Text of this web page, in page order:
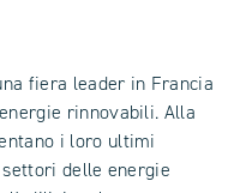
fiera leader in Francia
rinnovabili. Alla
i loro ultimi
delle energie